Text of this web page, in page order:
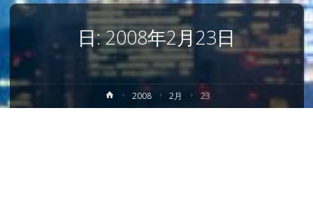
日:2008年2月23日
ホ
ー
2008 2月 23